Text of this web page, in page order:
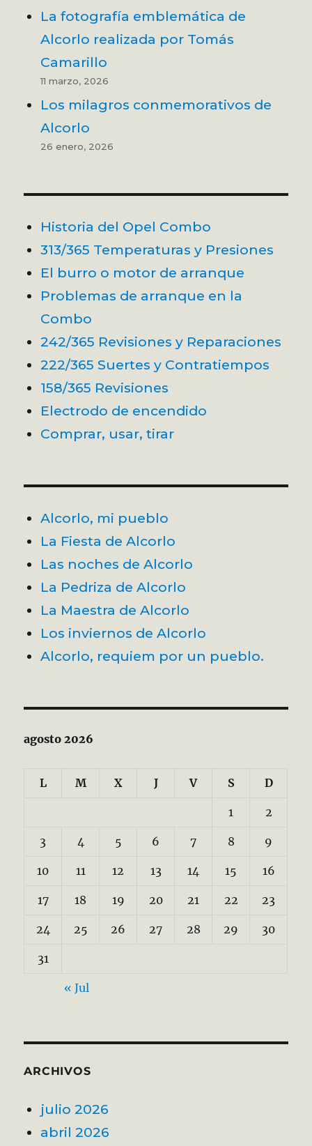
La fotografía emblemática de
Alcorlo realizada por Tomás
Camarillo
11 marzo, 2026
Los milagros conmemorativos de
Alcorlo
26 enero, 2026
Historia del Opel Combo
313/365 Temperaturas y Presiones
El burro o motor de arranque
Problemas de arranque en la
Combo
242/365 Revisiones y Reparaciones
222/365 Suertes y Contratiempos
158/365 Revisiones
Electrodo de encendido
Comprar, usar, tirar
Alcorlo, mi pueblo
La Fiesta de Alcorlo
Las noches de Alcorlo
La Pedriza de Alcorlo
La Maestra de Alcorlo
Los inviernos de Alcorlo
Alcorlo, requiem por un pueblo.
agosto 2026
L M X J V S D
1 2
3 4 5 6 7 8 9
10 11 12 13 14 15 16
17 18 19 20 21 22 23
24 25 26 27 28 29 30
31
« Jul
ARCHIVOS
julio 2026
abril 2026